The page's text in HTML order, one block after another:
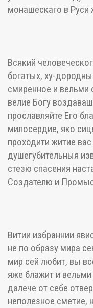
монашескаго в Руси
Всякий
богатых, ху-
смиренное и вельми
велие Богу
прославляйте Его
милосердие, яко
проходити житие
душегубительныя
стезю спасения
Создателю и
Витии избраннии
не по образу мира
мир сей любит, вы
яже блажит и вельми
далече от себе
неполезное сметие,